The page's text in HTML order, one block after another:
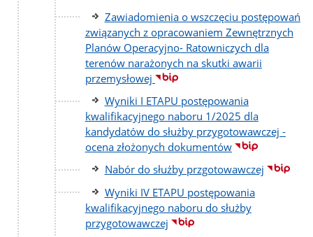
Zawiadomienia o wszczęciu postępowań
związanych z opracowaniem Zewnętrznych
Planów Operacyjno- Ratowniczych dla
terenów narażonych na skutki awarii
przemysłowej
Wyniki I ETAPU postępowania
kwalifikacyjnego naboru 1/2025 dla
kandydatów do służby przygotowawczej -
ocena złożonych dokumentów
Nabór do służby przgotowawczej
Wyniki IV ETAPU postępowania
kwalifikacyjnego naboru do służby
przygotowawczej